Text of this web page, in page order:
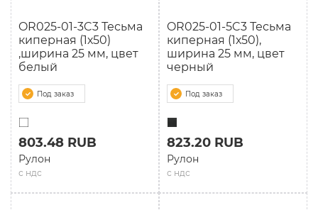
OR025-01-3C3 Тесьма
киперная (1х50)
,ширина 25 мм, цвет
белый
Под заказ
с ндс
803.48 RUB
Рулон
OR025-01-5C3 Тесьма
киперная (1х50),
ширина 25 мм, цвет
черный
Под заказ
с ндс
823.20 RUB
Рулон